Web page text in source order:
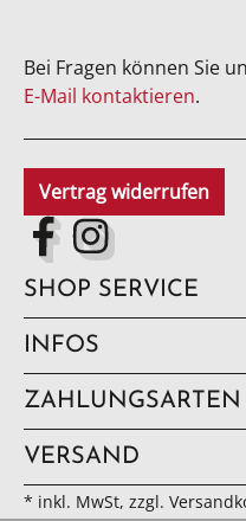
Bei Fragen können Sie
E-Mail kontaktieren.
Vertrag widerrufen
SHOP SERVICE
INFOS
ZAHLUNGSARTEN
VERSAND
* inkl. MwSt, zzgl.